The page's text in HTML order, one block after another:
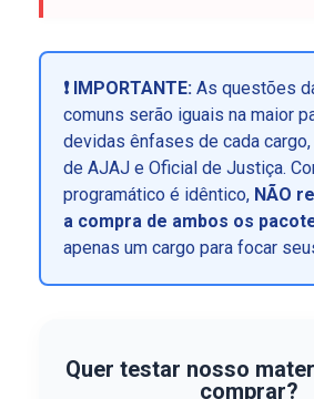
❗ IMPORTANTE: As questões
comuns serão iguais na maior
devidas ênfases de cada
de AJAJ e Oficial de Justiça.
programático é idêntico, NÃO
a compra de ambos os
apenas um cargo para focar
Quer testar nosso
comprar?